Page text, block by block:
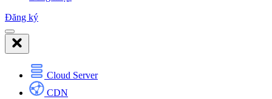
Đăng ký
Cloud Server
CDN